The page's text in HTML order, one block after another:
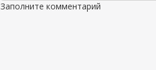
Заполните комментарий